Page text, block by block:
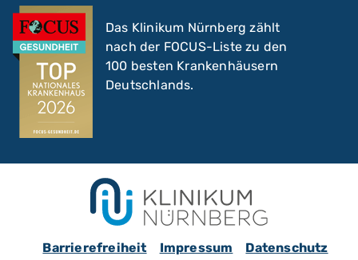
Das Klinikum Nürnberg zählt
nach der FOCUS-Liste zu den
100 besten Krankenhäusern
Deutschlands.
Barrierefreiheit Impressum
Datenschutz